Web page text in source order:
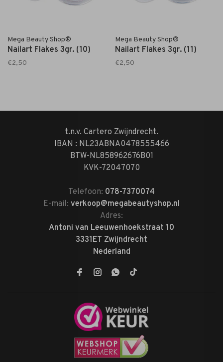
Mega Beauty Shop®
Nailart Flakes 3gr. (10)
€2,50
Mega Beauty Shop®
Nailart Flakes 3gr. (11)
€2,50
t.n.v. Cartero Zwijndrecht.
IBAN : NL23ABNA0478555466
BTW-NL858962676B01
KVK-72047070
Telefoon: 078-7370074
E-mail: verkoop@megabeautyshop.nl
Adres:
Antoni van Leeuwenhoekstraat 10
3331ET Zwijndrecht
Nederland